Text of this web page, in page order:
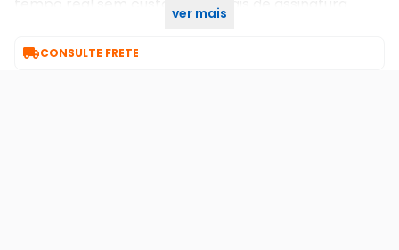
ver mais
CONSULTE FRETE